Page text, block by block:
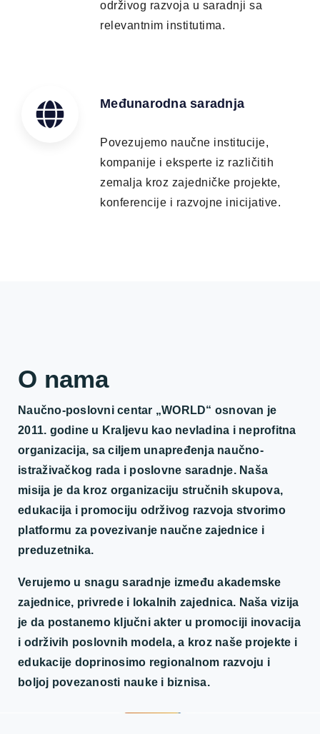
održivog razvoja u saradnji sa
relevantnim institutima. ​
Međunarodna saradnja
Povezujemo naučne institucije,
kompanije i eksperte iz različitih
zemalja kroz zajedničke projekte,
konferencije i razvojne inicijative.
O nama
Naučno-poslovni centar „WORLD“ osnovan je
2011. godine u Kraljevu kao nevladina i neprofitna
organizacija, sa ciljem unapređenja naučno-
istraživačkog rada i poslovne saradnje. Naša
misija je da kroz organizaciju stručnih skupova,
edukacija i promociju održivog razvoja stvorimo
platformu za povezivanje naučne zajednice i
preduzetnika.
Verujemo u snagu saradnje između akademske
zajednice, privrede i lokalnih zajednica. Naša vizija
je da postanemo ključni akter u promociji inovacija
i održivih poslovnih modela, a kroz naše projekte i
edukacije doprinosimo regionalnom razvoju i
boljoj povezanosti nauke i biznisa.